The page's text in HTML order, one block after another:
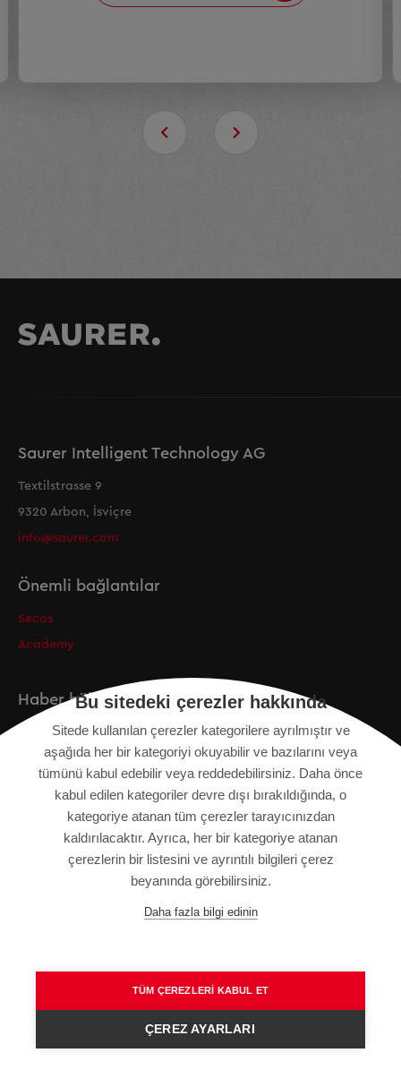
Saurer Intelligent Technology AG
Textilstrasse 9
9320 Arbon, İsviçre
info@saurer.com
Önemli bağlantılar
Secos
Academy
Haber bülteni
SITE HARITASI
VERI KORUMA BILDIRIMI
KULLANIM ŞARTLARI
Bu sitedeki çerezler hakkında
Sitede kullanılan çerezler kategorilere ayrılmıştır ve
aşağıda her bir kategoriyi okuyabilir ve bazılarını veya
tümünü kabul edebilir veya reddedebilirsiniz. Daha önce
kabul edilen kategoriler devre dışı bırakıldığında, o
kategoriye atanan tüm çerezler tarayıcınızdan
kaldırılacaktır. Ayrıca, her bir kategoriye atanan
çerezlerin bir listesini ve ayrıntılı bilgileri çerez
beyanında görebilirsiniz.
Daha fazla bilgi edinin
TÜM ÇEREZLERI KABUL ET
ÇEREZ AYARLARI